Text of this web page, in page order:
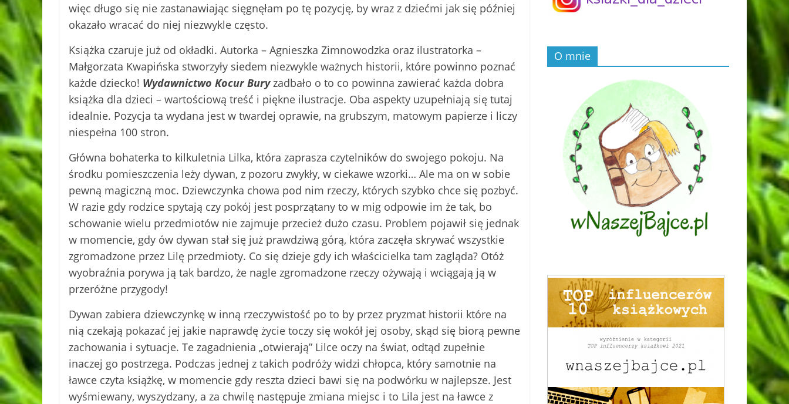
więc długo się nie zastanawiając sięgnęłam po tę pozycję, by wraz z dziećmi jak się później
okazało wracać do niej niezwykle często.
Książka czaruje już od okładki. Autorka – Agnieszka Zimnowodzka oraz ilustratorka –
Małgorzata Kwapińska stworzyły siedem niezwykle ważnych historii, które powinno poznać
każde dziecko! Wydawnictwo Kocur Bury zadbało o to co powinna zawierać każda dobra
książka dla dzieci – wartościową treść i piękne ilustracje. Oba aspekty uzupełniają się tutaj
idealnie. Pozycja ta wydana jest w twardej oprawie, na grubszym, matowym papierze i liczy
niespełna 100 stron.
Główna bohaterka to kilkuletnia Lilka, która zaprasza czytelników do swojego pokoju. Na
środku pomieszczenia leży dywan, z pozoru zwykły, w ciekawe wzorki… Ale ma on w sobie
pewną magiczną moc. Dziewczynka chowa pod nim rzeczy, których szybko chce się pozbyć.
W razie gdy rodzice spytają czy pokój jest posprzątany to w mig odpowie im że tak, bo
schowanie wielu przedmiotów nie zajmuje przecież dużo czasu. Problem pojawił się jednak
w momencie, gdy ów dywan stał się już prawdziwą górą, która zaczęła skrywać wszystkie
zgromadzone przez Lilę przedmioty. Co się dzieje gdy ich właścicielka tam zagląda? Otóż
wyobraźnia porywa ją tak bardzo, że nagle zgromadzone rzeczy ożywają i wciągają ją w
przeróżne przygody!
Dywan zabiera dziewczynkę w inną rzeczywistość po to by przez pryzmat historii które na
nią czekają pokazać jej jakie naprawdę życie toczy się wokół jej osoby, skąd się biorą pewne
zachowania i sytuacje. Te zagadnienia „otwierają” Lilce oczy na świat, odtąd zupełnie
inaczej go postrzega. Podczas jednej z takich podróży widzi chłopca, który samotnie na
ławce czyta książkę, w momencie gdy reszta dzieci bawi się na podwórku w najlepsze. Jest
wyśmiewany, wyszydzany, a za chwilę następuje zmiana miejsc i to Lila jest na ławce z
O mnie